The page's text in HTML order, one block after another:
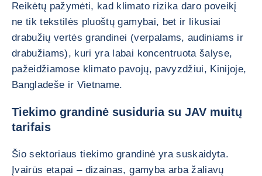
Reikėtų pažymėti, kad klimato rizika daro poveikį
ne tik tekstilės pluoštų gamybai, bet ir likusiai
drabužių vertės grandinei (verpalams, audiniams ir
drabužiams), kuri yra labai koncentruota šalyse,
pažeidžiamose klimato pavojų, pavyzdžiui, Kinijoje,
Bangladeše ir Vietname.
Tiekimo grandinė susiduria su JAV muitų
tarifais
Šio sektoriaus tiekimo grandinė yra suskaidyta.
Įvairūs etapai – dizainas, gamyba arba žaliavų